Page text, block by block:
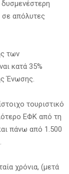
απόλυτες
των
κατά 35%
Ένωσης.
τουριστικό
ΕΦΚ από τη
πάνω από 1.500
χρόνια, (μετά